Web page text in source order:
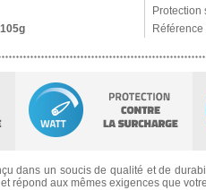
Protection
Référence
dans un soucis de qualité et de
répond aux mêmes exigences que